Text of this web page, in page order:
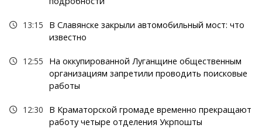
13:15
В Славянске закрыли автомобильный мост: что
известно
12:55
На оккупированной Луганщине общественным
организациям запретили проводить поисковые
работы
12:30
В Краматорской громаде временно прекращают
работу четыре отделения Укрпошты